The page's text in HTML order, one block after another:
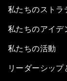
私たちのストラ
私たちのアイデ
私たちの活動
リーダーシップ